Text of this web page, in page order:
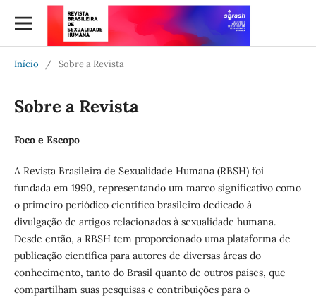
Início / Sobre a Revista
Sobre a Revista
Foco e Escopo
A Revista Brasileira de Sexualidade Humana (RBSH) foi
fundada em 1990, representando um marco significativo como
o primeiro periódico científico brasileiro dedicado à
divulgação de artigos relacionados à sexualidade humana.
Desde então, a RBSH tem proporcionado uma plataforma de
publicação científica para autores de diversas áreas do
conhecimento, tanto do Brasil quanto de outros países, que
compartilham suas pesquisas e contribuições para o